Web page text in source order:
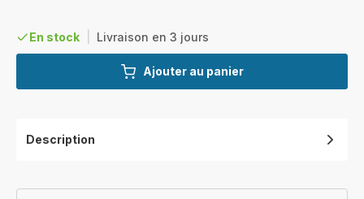
En stock Livraison en 3 jours
Ajouter au panier
Description